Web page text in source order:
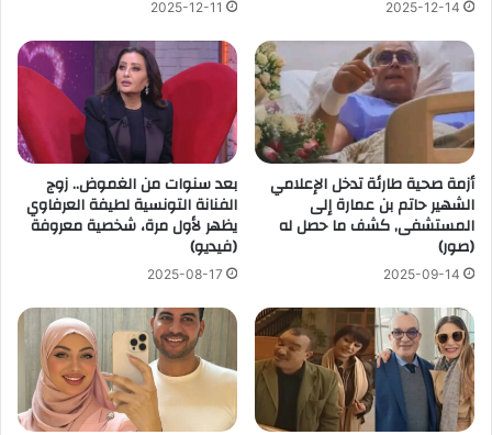
2025-12-14
2025-12-11
أزمة صحية طارئة تدخل الإعلامي
الشهير حاتم بن عمارة إلى
المستشفى, كشف ما حصل له
(صور)
2025-09-14
بعد سنوات من الغموض.. زوج
الفنانة التونسية لطيفة العرفاوي
يظهر لأول مرة، شخصية معروفة
(فيديو)
2025-08-17